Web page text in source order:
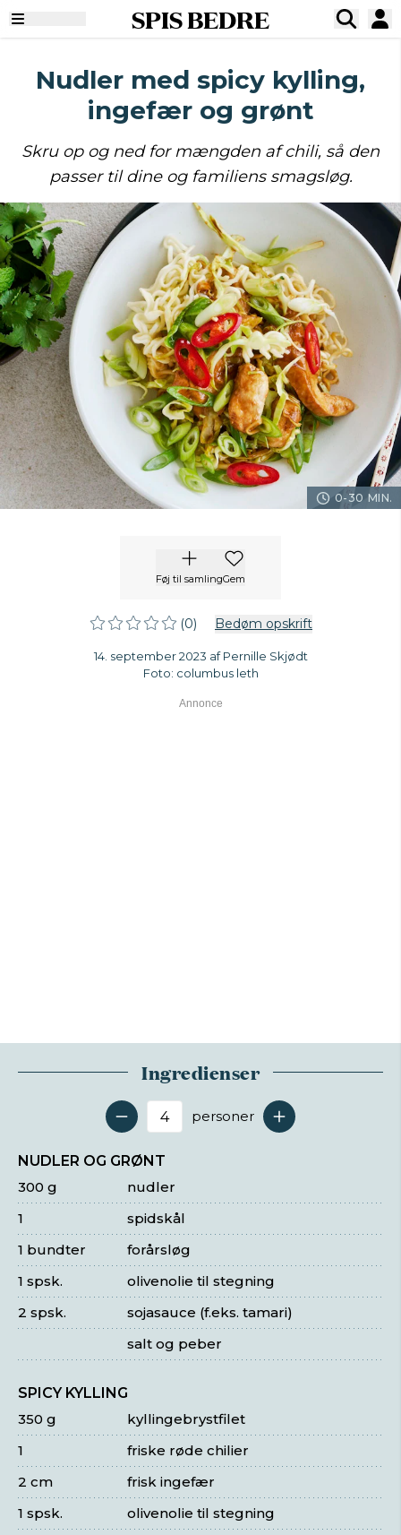
SPIS BEDRE
Nudler med spicy kylling,
ingefær og grønt
Skru op og ned for mængden af chili, så den
passer til dine og familiens smagsløg.
0-30 MIN.
Føj til samlingGem
(0) Bedøm opskrift
14. september 2023 af Pernille Skjødt
Foto: columbus leth
Ingredienser
Antal serveringer
personer
NUDLER OG GRØNT
nudler
300 g
spidskål
1
forårsløg
1 bundter
olivenolie til stegning
1 spsk.
sojasauce (f.eks. tamari)
2 spsk.
salt og peber
SPICY KYLLING
kyllingebrystfilet
350 g
friske røde chilier
1
frisk ingefær
2 cm
olivenolie til stegning
1 spsk.